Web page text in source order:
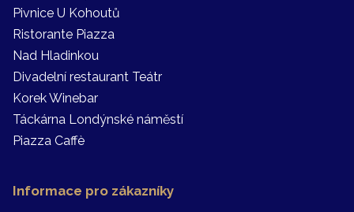
Pivnice U Kohoutů
Ristorante Piazza
Nad Hladinkou
Divadelní restaurant Teátr
Korek Winebar
Táckárna Londýnské náměstí
Piazza Caffè
Informace pro zákazníky